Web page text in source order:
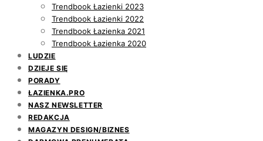
Trendbook Łazienki 2023
Trendbook Łazienki 2022
Trendbook Łazienka 2021
Trendbook Łazienka 2020
LUDZIE
DZIEJE SIĘ
PORADY
ŁAZIENKA.PRO
NASZ NEWSLETTER
REDAKCJA
MAGAZYN DESIGN/BIZNES